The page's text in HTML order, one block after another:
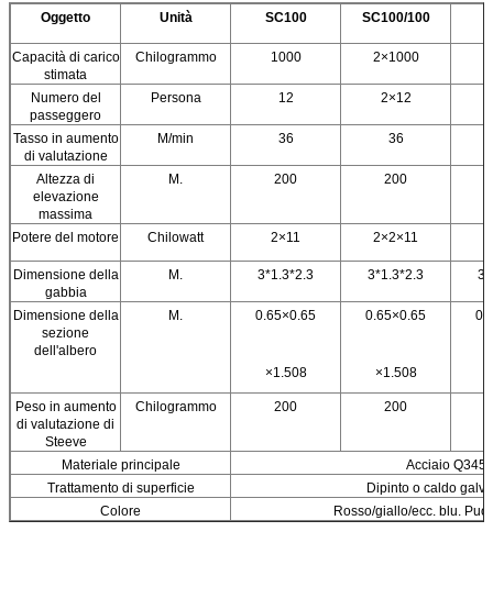
Oggetto Unità SC100 SC100/100
Capacità di carico
stimata
Chilogrammo 1000 2×1000
Numero del
passeggero
Persona 12 2×12
Tasso in aumento
di valutazione
M/min 36 36
Altezza di
elevazione
massima
M. 200 200
Potere del motore Chilowatt 2×11 2×2×11
Dimensione della
gabbia
M. 3*1.3*2.3 3*1.3*2.3
Dimensione della
sezione
dell'albero
M. 0.65×0.65
×1.508
0.65×0.65
×1.508
Peso in aumento
di valutazione di
Steeve
Chilogrammo 200 200
Materiale principale
Acciaio
Trattamento di superficie
Dipinto o caldo
Colore
Rosso/giallo/ecc. blu. Può